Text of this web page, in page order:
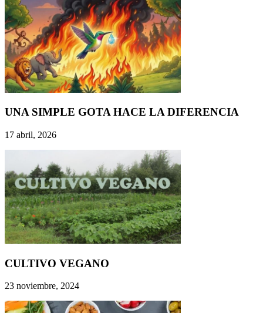
UNA SIMPLE GOTA HACE LA DIFERENCIA
17 abril, 2026
CULTIVO VEGANO
23 noviembre, 2024